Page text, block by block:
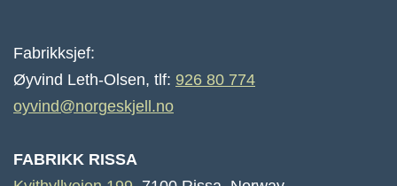
Fabrikksjef:
Øyvind Leth-Olsen, tlf: 926 80 774
oyvind@norgeskjell.no
FABRIKK RISSA